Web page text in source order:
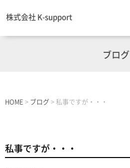
株式会社 K-support
ブログ
HOME > ブログ > 私事ですが・・・
私事ですが・・・